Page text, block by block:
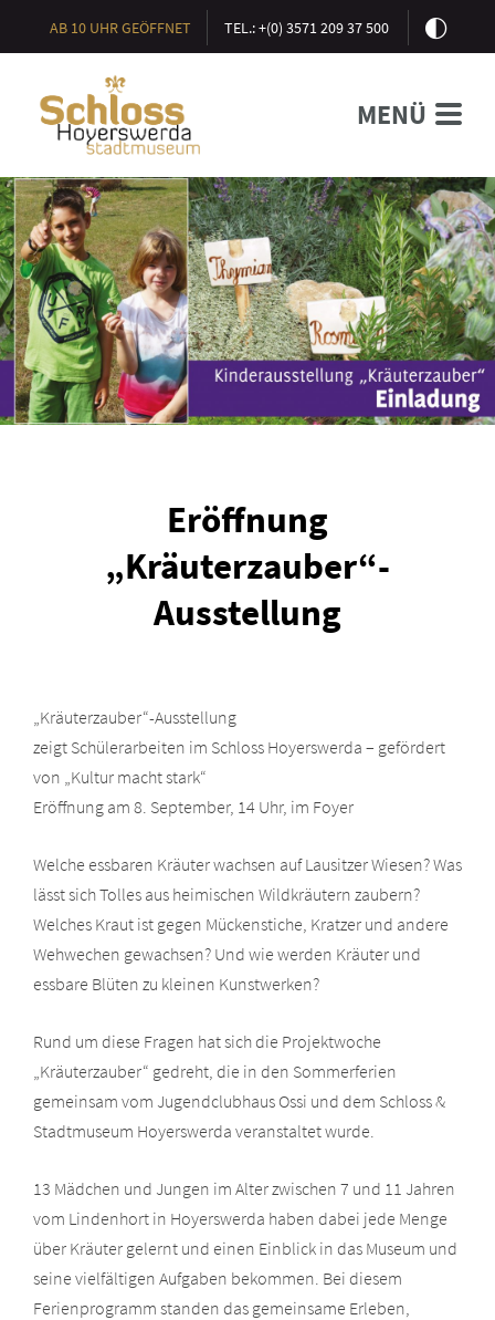
AB 10 UHR GEÖFFNET TEL.: +(0) 3571 209 37 500
MENÜ
Eröffnung
„Kräuterzauber“-
Ausstellung
„Kräuterzauber“-Ausstellung
zeigt Schülerarbeiten im Schloss Hoyerswerda – gefördert
von „Kultur macht stark“
Eröffnung am 8. September, 14 Uhr, im Foyer
Welche essbaren Kräuter wachsen auf Lausitzer Wiesen? Was
lässt sich Tolles aus heimischen Wildkräutern zaubern?
Welches Kraut ist gegen Mückenstiche, Kratzer und andere
Wehwechen gewachsen? Und wie werden Kräuter und
essbare Blüten zu kleinen Kunstwerken?
Rund um diese Fragen hat sich die Projektwoche
„Kräuterzauber“ gedreht, die in den Sommerferien
gemeinsam vom Jugendclubhaus Ossi und dem Schloss &
Stadtmuseum Hoyerswerda veranstaltet wurde.
13 Mädchen und Jungen im Alter zwischen 7 und 11 Jahren
vom Lindenhort in Hoyerswerda haben dabei jede Menge
über Kräuter gelernt und einen Einblick in das Museum und
seine vielfältigen Aufgaben bekommen. Bei diesem
Ferienprogramm standen das gemeinsame Erleben,